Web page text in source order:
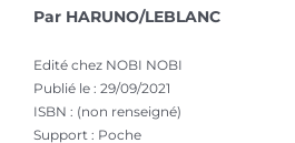
Par HARUNO/LEBLANC
Edité chez NOBI NOBI
Publié le : 29/09/2021
ISBN : (non renseigné)
Support : Poche